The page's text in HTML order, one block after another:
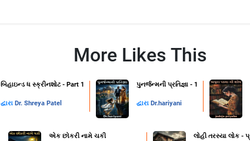
More Likes This
બિહાઇન્ડ ધ સ્ક્રીનશોટ - Part 1
દ્વારા Dr. Shreya Patel
પુનર્જન્મની પ્રતિજ્ઞા - 1
દ્વારા Dr.hariyani
એક છોકરી નામે ચકી લોહી તરસ્યા લોક -